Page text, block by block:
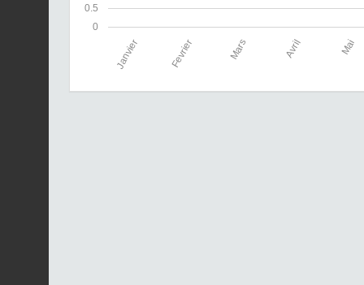
0
0.5
Mai
Avril
Mars
Fevrier
Janvier